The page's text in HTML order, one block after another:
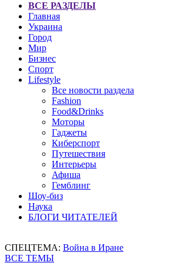
ВСЕ РАЗДЕЛЫ
Главная
Украина
Город
Мир
Бизнес
Спорт
Lifestyle
Все новости раздела
Fashion
Food&Drinks
Моторы
Гаджеты
Киберспорт
Путешествия
Интерьеры
Афиша
Гемблинг
Шоу-биз
Наука
БЛОГИ ЧИТАТЕЛЕЙ
СПЕЦТЕМА: Война в Иране
ВСЕ ТЕМЫ